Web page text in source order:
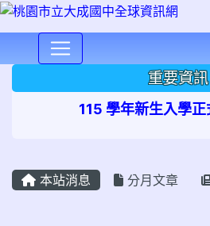
重要資訊
115 學年新生入學
本站消息 分月文章